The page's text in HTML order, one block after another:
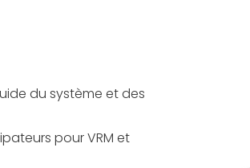
du système et des
pour VRM et